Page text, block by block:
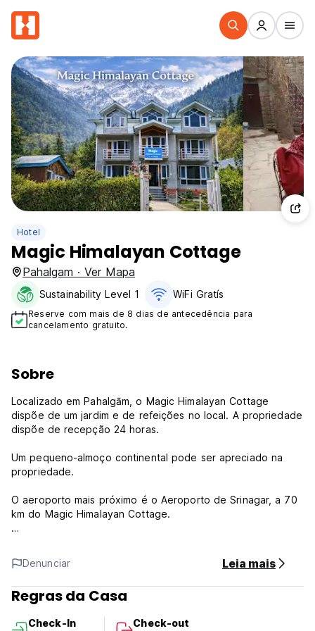
Hotel
Magic Himalayan Cottage
Pahalgam · Ver Mapa
Sustainability Level 1 WiFi Gratís
Reserve com mais de 8 dias de antecedência para
cancelamento gratuito.
Sobre
Localizado em Pahalgām, o Magic Himalayan Cottage
dispõe de um jardim e de refeições no local. A propriedade
dispõe de recepção 24 horas.
Um pequeno-almoço continental pode ser apreciado na
propriedade.
O aeroporto mais próximo é o Aeroporto de Srinagar, a 70
km do Magic Himalayan Cottage.
Cottage com antecedência sobre seu horário previsto de
chegada. Você pode utilizar o campo de pedidos especiais
no momento da reserva ou entrar em contato diretamente
com a propriedade através dos dados para contato
apresentar um documento de identificação com fotografia e
Denunciar Leia mais
Regras da Casa
Check-In
Check-out